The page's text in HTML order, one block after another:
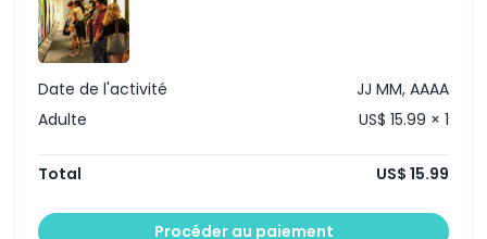
Date de l'activité
JJ MM, AAAA
Adulte
US$ 15.99 × 1
Total US$ 15.99
Procéder au paiement